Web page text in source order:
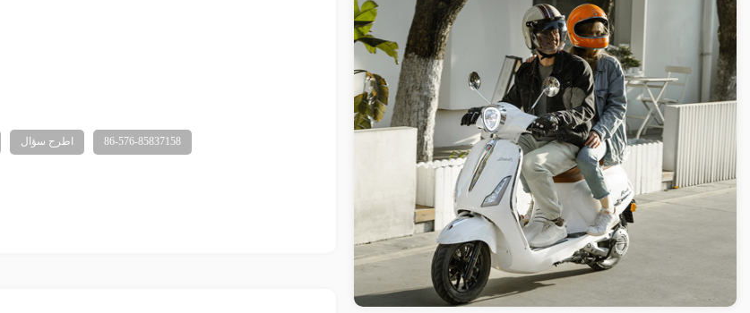
اطرح سؤال 86-576-85837158